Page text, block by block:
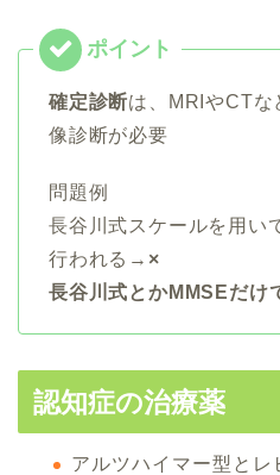
確定診断は、MRIやCTな
像診断が必要
問題例
長谷川式スケールを用い
行われる→ ×
長谷川式とかMMSEだけ
認知症の治療薬
アルツハイマー型と